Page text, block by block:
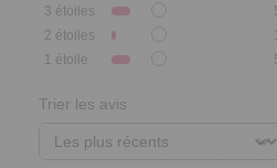
3 étoiles
2 étoiles
1 étoile
Trier les avis